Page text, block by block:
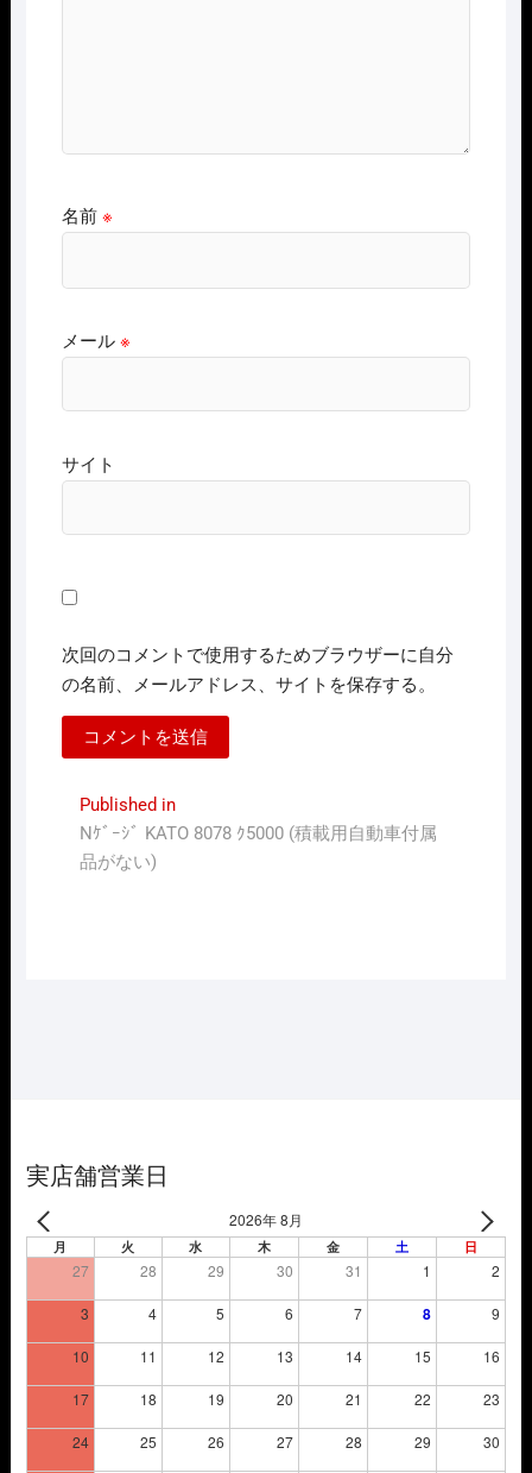
名前 ※
メール ※
サイト
次回のコメントで使用するためブラウザーに自分
の名前、メールアドレス、サイトを保存する。
投
稿
Published in
Nｹﾞｰｼﾞ KATO 8078 ｸ5000 (積載用自動車付属
品がない)
実店舗営業日
2026年 8月
月 火 水 木 金 土 日
27 28 29 30 31 1 2
3 4 5 6 7 8 9
10 11 12 13 14 15 16
17 18 19 20 21 22 23
24 25 26 27 28 29 30